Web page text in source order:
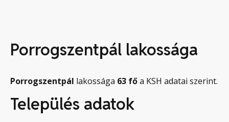
Porrogszentpál lakossága
Porrogszentpál lakossága 63 főa KSH adatai szerint.
Település adatok